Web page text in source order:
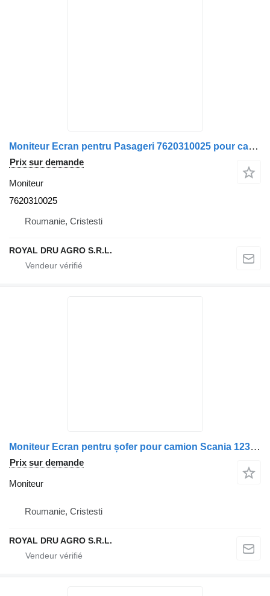
Moniteur Ecran pentru Pasageri 7620310025 pour camion Scania Bosch
Prix sur demande
Moniteur
7620310025
Roumanie, Cristesti
ROYAL DRU AGRO S.R.L.
Moniteur Ecran pentru șofer pour camion Scania 123187-0000010047-12
Prix sur demande
Moniteur
Roumanie, Cristesti
ROYAL DRU AGRO S.R.L.